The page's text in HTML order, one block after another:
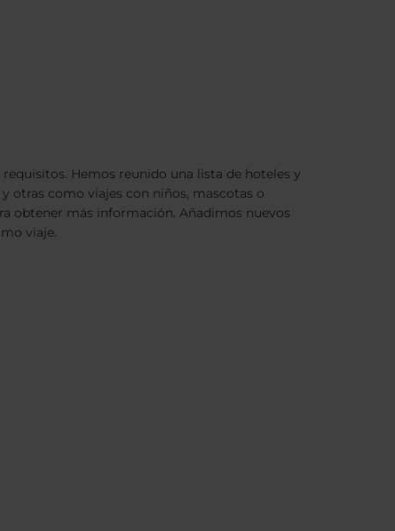
Hemos reunido una lista de hoteles y
otras como viajes con niños, mascotas o
obtener más información. Añadimos nuevos
viaje.